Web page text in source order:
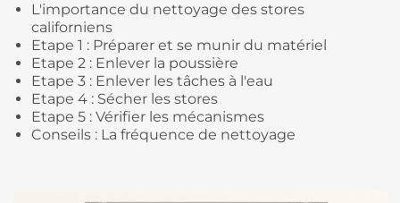
L'importance du nettoyage des stores
californiens
Etape 1 : Préparer et se munir du matériel
Etape 2 : Enlever la poussière
Etape 3 : Enlever les tâches à l'eau
Etape 4 : Sécher les stores
Etape 5 : Vérifier les mécanismes
Conseils : La fréquence de nettoyage